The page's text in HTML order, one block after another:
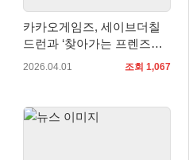
카카오게임즈, 세이브더칠
드런과 ‘찾아가는 프렌즈게
임 랜드’ 운영 후원 협약 체
2026.04.01 조회 1,067